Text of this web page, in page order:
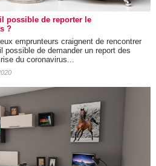
possible de reporter le
?
emprunteurs craignent de rencontrer
de demander un report des
du coronavirus...